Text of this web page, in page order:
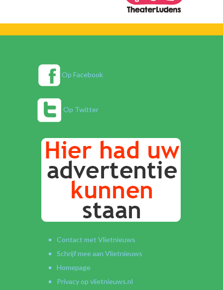
Op Facebook
Op Twitter
Contact met Vlietnieuws
Schrijf mee aan Vlietnieuws
Homepage
Privacy op vlietnieuws.nl